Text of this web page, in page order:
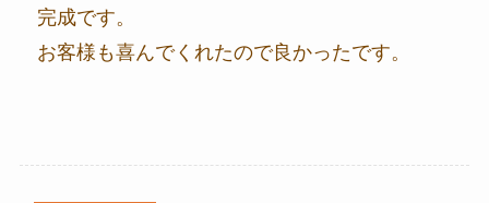
完成です。
お客様も喜んでくれたので良かったです。